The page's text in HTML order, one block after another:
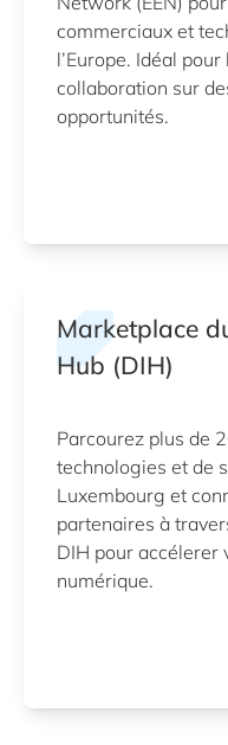
commerciaux et
l’Europe. Idéal
collaboration sur
opportunités.
Marketplace
Hub (DIH)
Parcourez plus de
technologies et de
Luxembourg et
partenaires à
DIH pour accélerer
numérique.